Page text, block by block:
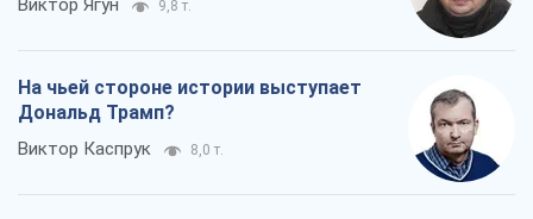
Виктор Ягун 9,8 т.
На чьей стороне истории выступает
Дональд Трамп?
Виктор Каспрук 8,0 т.